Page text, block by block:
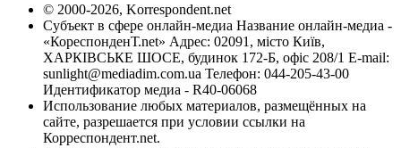
© 2000-2026, Korrespondent.net
Субъект в сфере онлайн-медиа Название онлайн-медиа -
«КореспонденТ.net» Адрес: 02091, місто Київ,
ХАРКІВСЬКЕ ШОСЕ, будинок 172-Б, офіс 208/1 E-mail:
sunlight@mediadim.com.ua Телефон: 044-205-43-00
Идентификатор медиа - R40-06068
Использование любых материалов, размещённых на
сайте, разрешается при условии ссылки на
Корреспондент.net.